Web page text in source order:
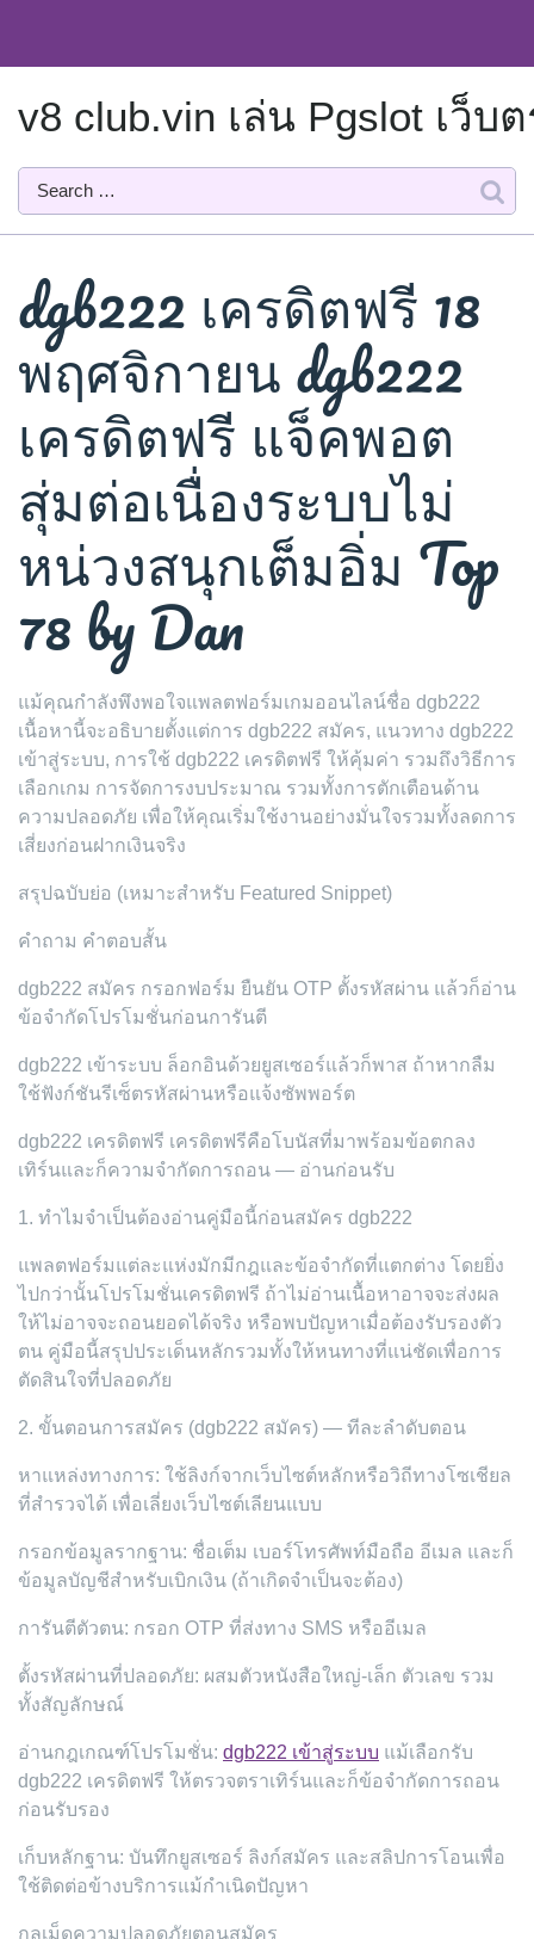
content
v8 club.vin เล่น Pgslot เว็
dgb222 เครดิตฟรี 18
พฤศจิกายน dgb222
เครดิตฟรี แจ็คพอต
สุ่มต่อเนื่องระบบไม่
หน่วงสนุกเต็มอิ่ม Top
78 by Dan
แม้คุณกำลังพึงพอใจแพลตฟอร์มเกมออนไลน์ชื่อ dgb222
เนื้อหานี้จะอธิบายตั้งแต่การ dgb222 สมัคร, แนวทาง dgb222
เข้าสู่ระบบ, การใช้ dgb222 เครดิตฟรี ให้คุ้มค่า รวมถึงวิธีการ
เลือกเกม การจัดการงบประมาณ รวมทั้งการตักเตือนด้าน
ความปลอดภัย เพื่อให้คุณเริ่มใช้งานอย่างมั่นใจรวมทั้งลดการ
เสี่ยงก่อนฝากเงินจริง
สรุปฉบับย่อ (เหมาะสำหรับ Featured Snippet)
คำถาม คำตอบสั้น
dgb222 สมัคร กรอกฟอร์ม ยืนยัน OTP ตั้งรหัสผ่าน แล้วก็อ่าน
ข้อจำกัดโปรโมชั่นก่อนการันตี
dgb222 เข้าระบบ ล็อกอินด้วยยูสเซอร์แล้วก็พาส ถ้าหากลืม
ใช้ฟังก์ชันรีเซ็ตรหัสผ่านหรือแจ้งซัพพอร์ต
dgb222 เครดิตฟรี เครดิตฟรีคือโบนัสที่มาพร้อมข้อตกลง
เทิร์นและก็ความจำกัดการถอน — อ่านก่อนรับ
1. ทำไมจำเป็นต้องอ่านคู่มือนี้ก่อนสมัคร dgb222
แพลตฟอร์มแต่ละแห่งมักมีกฎและข้อจำกัดที่แตกต่าง โดยยิ่ง
ไปกว่านั้นโปรโมชั่นเครดิตฟรี ถ้าไม่อ่านเนื้อหาอาจจะส่งผล
ให้ไม่อาจจะถอนยอดได้จริง หรือพบปัญหาเมื่อต้องรับรองตัว
ตน คู่มือนี้สรุปประเด็นหลักรวมทั้งให้หนทางที่แน่ชัดเพื่อการ
ตัดสินใจที่ปลอดภัย
2. ขั้นตอนการสมัคร (dgb222 สมัคร) — ทีละลำดับตอน
หาแหล่งทางการ: ใช้ลิงก์จากเว็บไซต์หลักหรือวิถีทางโซเชียล
ที่สำรวจได้ เพื่อเลี่ยงเว็บไซต์เลียนแบบ
กรอกข้อมูลรากฐาน: ชื่อเต็ม เบอร์โทรศัพท์มือถือ อีเมล และก็
ข้อมูลบัญชีสำหรับเบิกเงิน (ถ้าเกิดจำเป็นจะต้อง)
การันตีตัวตน: กรอก OTP ที่ส่งทาง SMS หรืออีเมล
ตั้งรหัสผ่านที่ปลอดภัย: ผสมตัวหนังสือใหญ่-เล็ก ตัวเลข รวม
ทั้งสัญลักษณ์
อ่านกฎเกณฑ์โปรโมชั่น: dgb222 เข้าสู่ระบบ แม้เลือกรับ
dgb222 เครดิตฟรี ให้ตรวจตราเทิร์นและก็ข้อจำกัดการถอน
ก่อนรับรอง
เก็บหลักฐาน: บันทึกยูสเซอร์ ลิงก์สมัคร และสลิปการโอนเพื่อ
ใช้ติดต่อข้างบริการแม้กำเนิดปัญหา
กลเม็ดความปลอดภัยตอนสมัคร